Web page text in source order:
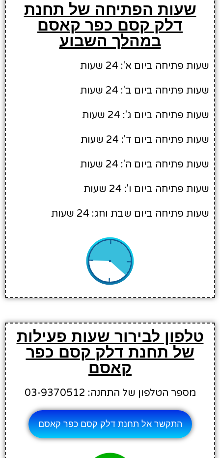
שעות הפתיחה של תחנת
דלק קסם כפר קאסם
במהלך השבוע
שעות פתיחה ביום א': 24 שעות
שעות פתיחה ביום ב': 24 שעות
שעות פתיחה ביום ג': 24 שעות
שעות פתיחה ביום ד': 24 שעות
שעות פתיחה ביום ה': 24 שעות
שעות פתיחה ביום ו': 24 שעות
שעות פתיחה ביום שבת וחג: 24 שעות
טלפון לבירור שעות פעילות
של תחנת דלק קסם כפר
קאסם
מספר הטלפון של התחנה: 03-9370512
התקשר אל תחנת דלק קסם כפר קאסם